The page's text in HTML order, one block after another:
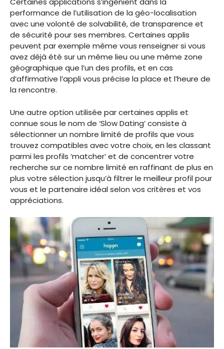
performance de l’utilisation de la géo-localisation
avec une volonté de solvabilité, de transparence et
de sécurité pour ses membres. Certaines applis
peuvent par exemple même vous renseigner si vous
avez déjà été sur un même lieu ou une même zone
géographique que l’un des profils, et en cas
d’affirmative l’appli vous précise la place et l’heure de
la rencontre.
Une autre option utilisée par certaines applis et
connue sous le nom de ‘Slow Dating’ consiste à
sélectionner un nombre limité de profils que vous
trouvez compatibles avec votre choix, en les classant
parmi les profils ‘matcher’ et de concentrer votre
recherche sur ce nombre limité en raffinant de plus en
plus votre sélection jusqu’à filtrer le meilleur profil pour
vous et le partenaire idéal selon vos critères et vos
appréciations.